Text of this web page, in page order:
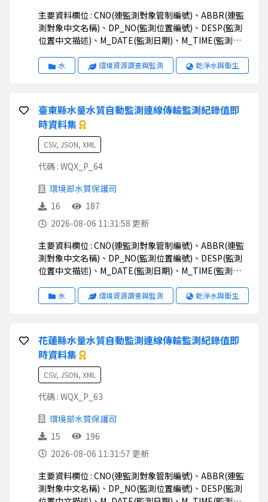
主要資料欄位 : CNO(連監測對象管制編號)、ABBR(連監
測對象中文名稱)、DP_NO(監測位置編號)、DESP(監測
位置中文描述)、M_DATE(監測日期)、M_TIME(監測時
位)、STD1(排放標準一)、STD2(排放標準二)、
WGS84Y(經緯度座標_Y)
水 環境資源調查與監測 乾淨水與衛生
臺東縣水量水質自動監測連線傳輸監測紀錄值即
時資料集
CSV, JSON, XML
代碼 : WQX_P_64
環境部水質保護司
16
187
2026-08-06 11:31:58 更新
主要資料欄位 : CNO(連監測對象管制編號)、ABBR(連監
測對象中文名稱)、DP_NO(監測位置編號)、DESP(監測
位置中文描述)、M_DATE(監測日期)、M_TIME(監測時
位)、STD1(排放標準一)、STD2(排放標準二)、
TWD97X(二度分帶_X)、TWD97Y(二度分帶_Y)、
水 環境資源調查與監測 乾淨水與衛生
花蓮縣水量水質自動監測連線傳輸監測紀錄值即
時資料集
CSV, JSON, XML
代碼 : WQX_P_63
環境部水質保護司
15
196
2026-08-06 11:31:57 更新
主要資料欄位 : CNO(連監測對象管制編號)、ABBR(連監
測對象中文名稱)、DP_NO(監測位置編號)、DESP(監測